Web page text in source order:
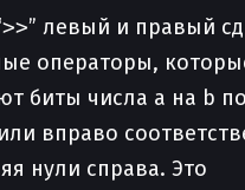
>>” левый и правый
операторы,
биты числа a на b
вправо
нули справа. Это